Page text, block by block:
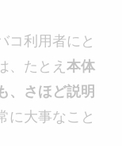
コ利用者にと
、たとえ 本体
、さほど説明
に大事なこと